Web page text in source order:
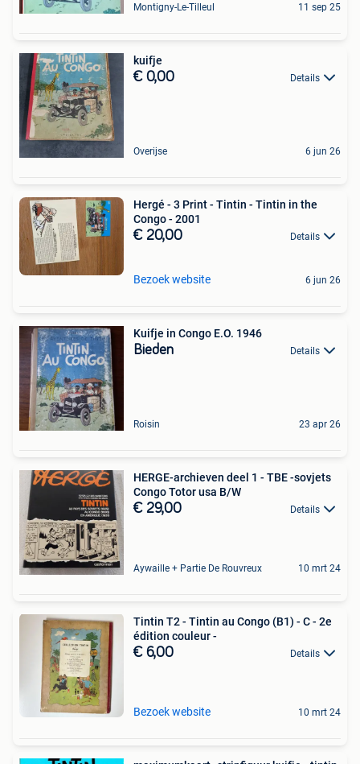
Montigny-Le-Tilleul 11 sep 25
kuifje
€ 0,00 Details
Overijse 6 jun 26
Hergé - 3 Print - Tintin - Tintin in the
Congo - 2001
€ 20,00 Details
Bezoek website 6 jun 26
Kuifje in Congo E.O. 1946
Bieden Details
Roisin 23 apr 26
HERGE-archieven deel 1 - TBE -sovjets
Congo Totor usa B/W
€ 29,00 Details
Aywaille + Partie De Rouvreux 10 mrt 24
Tintin T2 - Tintin au Congo (B1) - C - 2e
édition couleur -
€ 6,00 Details
Bezoek website 10 mrt 24